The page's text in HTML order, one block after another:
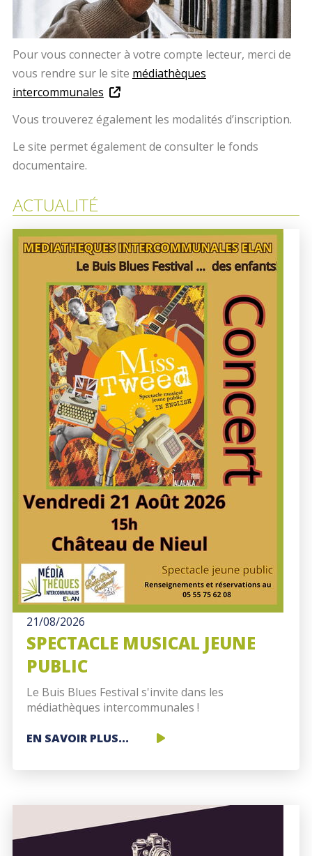
Pour vous connecter à votre compte lecteur, merci de
vous rendre sur le site médiathèques
intercommunales
Vous trouverez également les modalités d’inscription.
Le site permet également de consulter le fonds
documentaire.
ACTUALITÉ
21/08/2026
SPECTACLE MUSICAL JEUNE
PUBLIC
Le Buis Blues Festival s'invite dans les
médiathèques intercommunales !
EN SAVOIR PLUS...
SPECTACLE
JEUNE